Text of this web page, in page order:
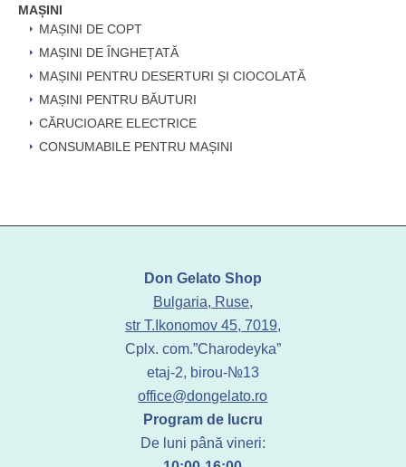
MAȘINI
MAȘINI DE COPT
MAȘINI DE ÎNGHEȚATĂ
MAȘINI PENTRU DESERTURI ȘI CIOCOLATĂ
MAȘINI PENTRU BĂUTURI
CĂRUCIOARE ELECTRICE
CONSUMABILE PENTRU MAȘINI
Don Gelato Shop
Bulgaria, Ruse,
str T.Ikonomov 45, 7019,
Cplx. com.”Charodeyka”
etaj-2, birou-№13
office@dongelato.ro
Program de lucru
De luni până vineri: